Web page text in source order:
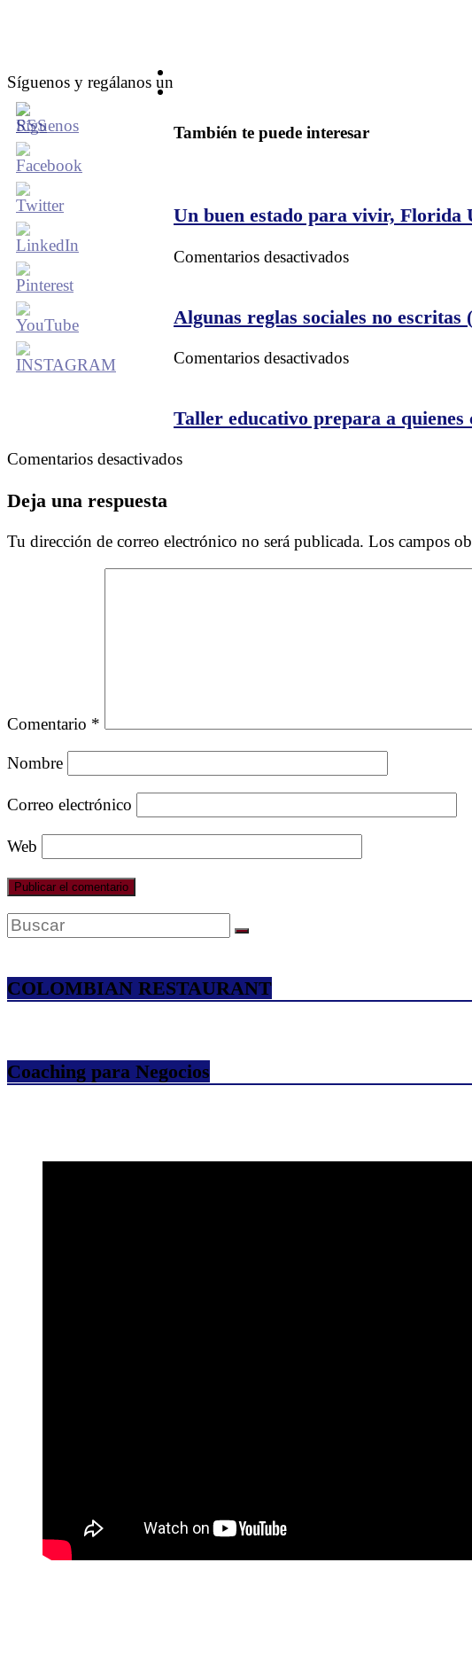
Síguenos y regálanos un
También te puede interesar
Un buen estado para vivir, Florida
Comentarios desactivadosen
estado
para
Algunas reglas sociales no escritas
Comentarios desactivadosen
sociales
Taller educativo prepara a
Comentarios desactivadosen
a
compran
Deja una respuesta
Tu dirección de correo electrónico no será publicada. Los campos
Comentario *
Nombre
Correo electrónico
Web
COLOMBIAN RESTAURANT
Coaching para Negocios